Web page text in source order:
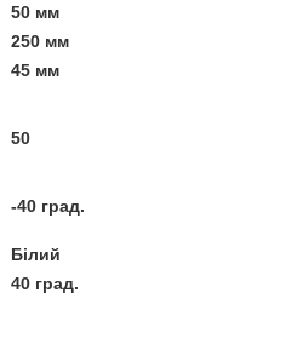
50 мм
250 мм
45 мм
50
-40 град.
Білий
40 град.